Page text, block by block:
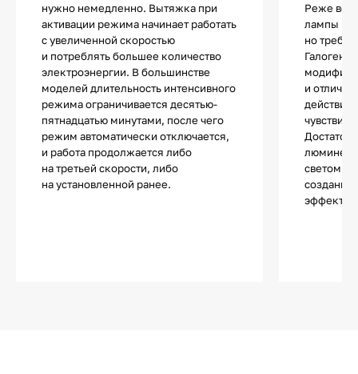
нужно немедленно. Вытяжка при
активации режима начинает работать
с увеличенной скоростью
и потреблять большее количество
электроэнергии. В большинстве
моделей длительность интенсивного
режима ограничивается десятью-
пятнадцатью минутами, после чего
режим автоматически отключается,
и работа продолжается либо
на третьей скорости, либо
на установленной ранее.
Реже
лампы
но
и
светом и
создания